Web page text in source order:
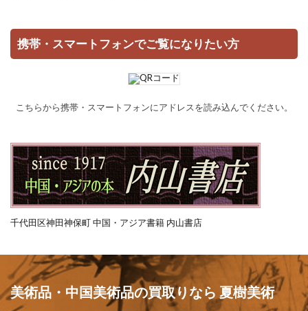
携帯・スマートフォンでご覧になりたい方
こちらから携帯・スマートフォンにアドレスを読み込んでください。
千代田区神田神保町 中国・アジア書籍 内山書店
美術品・中国美術品の買取りなら 夏樹美術